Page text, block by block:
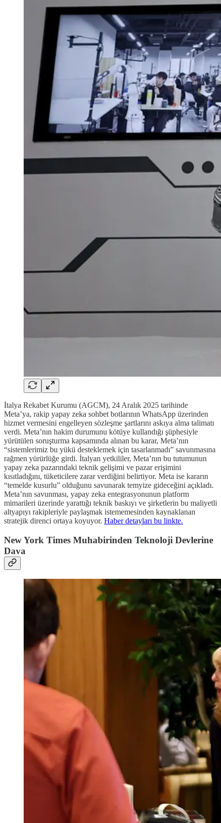
İtalya Rekabet Kurumu (AGCM), 24 Aralık 2025 tarihinde
Meta’ya, rakip yapay zeka sohbet botlarının WhatsApp üzerinden
hizmet vermesini engelleyen sözleşme şartlarını askıya alma talimatı
verdi. Meta’nın hakim durumunu kötüye kullandığı şüphesiyle
yürütülen soruşturma kapsamında alınan bu karar, Meta’nın
“sistemlerimiz bu yükü desteklemek için tasarlanmadı” savunmasına
rağmen yürürlüğe girdi. İtalyan yetkililer, Meta’nın bu tutumunun
yapay zeka pazarındaki teknik gelişimi ve pazar erişimini
kısıtladığını, tüketicilere zarar verdiğini belirtiyor. Meta ise kararın
“temelde kusurlu” olduğunu savunarak temyize gideceğini açıkladı.
Meta’nın savunması, yapay zeka entegrasyonunun platform
mimarileri üzerinde yarattığı teknik baskıyı ve şirketlerin bu maliyetli
altyapıyı rakipleriyle paylaşmak istememesinden kaynaklanan
stratejik direnci ortaya koyuyor. Haber detayları bu linkte.
New York Times Muhabirinden Teknoloji Devlerine
Dava